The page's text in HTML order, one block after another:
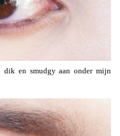
dik en smudgy aan onder mijn